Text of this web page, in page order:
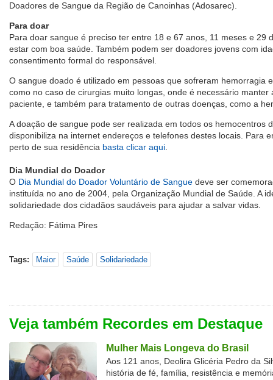
Doadores de Sangue da Região de Canoinhas (Adosarec).
Para doar
Para doar sangue é preciso ter entre 18 e 67 anos, 11 meses e 29
estar com boa saúde. Também podem ser doadores jovens com
consentimento formal do responsável.
O sangue doado é utilizado em pessoas que sofreram hemorragia
como no caso de cirurgias muito longas, onde é necessário manter
paciente, e também para tratamento de outras doenças, como a
A doação de sangue pode ser realizada em todos os hemocentros
disponibiliza na internet endereços e telefones destes locais. Para
perto de sua residência basta clicar aqui
Dia Mundial do Doador
O Dia Mundial do Doador Voluntário de Sangue deve ser
instituída no ano de 2004, pela Organização Mundial de Saúde. A
solidariedade dos cidadãos saudáveis para ajudar a salvar vidas.
Redação: Fátima Pires
Tags: Maior Saúde Solidariedade
Veja também Recordes em Destaque
Mulher Mais Longeva do Brasil
Aos 121 anos, Deolira Glicéria Pedro da
história de fé, família, resistência e